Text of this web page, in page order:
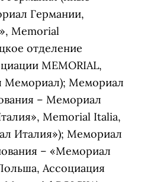
Германии,
Memorial
отделение
MEMORIAL,
Мемориал); Мемориал
– Мемориал
Memorial Italia,
Италия»); Мемориал
– «Мемориал
Ассоциация